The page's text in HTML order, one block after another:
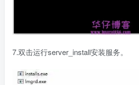
7.双击运行server_install安装服务。